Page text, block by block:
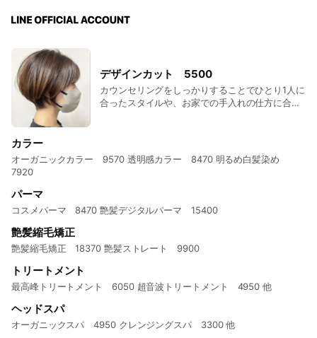
デザインカット 5500
カウンセリングをしっかりすることでひとり1人に
合ったスタイルや、お家での手入れの仕方に合わ
カラー
オーガニックカラー 9570 透明感カラー 8470 明るめ白髪染め
7920
パーマ
コスメパーマ 8470 艶髪デジタルパーマ 15400
艶髪縮毛矯正
艶髪縮毛矯正 18370 艶髪ストレート 9900
トリートメント
最高峰トリートメント 6050 超音波トリートメント 4950 他
ヘッドスパ
オーガニックスパ 4950 クレンジングスパ 3300 他